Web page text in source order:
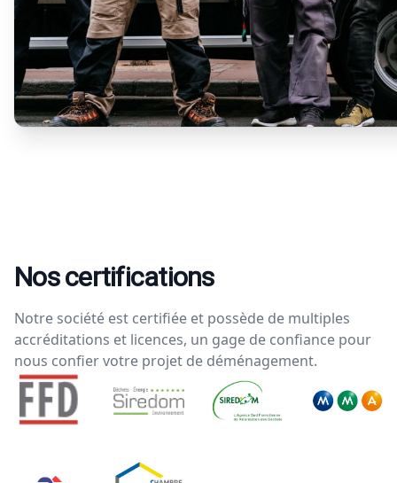
Nos certifications
Notre société est certifiée et possède de multiples
accréditations et licences, un gage de confiance pour
nous confier votre projet de déménagement.